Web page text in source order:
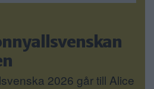
2026 går till Alice